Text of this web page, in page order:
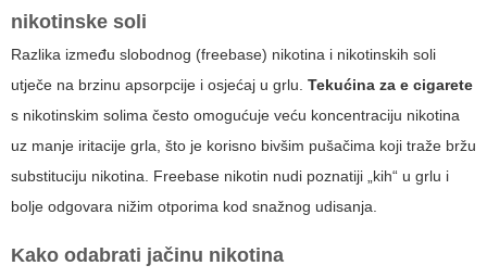
nikotinske soli
Razlika između slobodnog (freebase) nikotina i nikotinskih soli
utječe na brzinu apsorpcije i osjećaj u grlu. Tekućina za e cigarete
s nikotinskim solima često omogućuje veću koncentraciju nikotina
uz manje iritacije grla, što je korisno bivšim pušačima koji traže bržu
substituciju nikotina. Freebase nikotin nudi poznatiji „kih“ u grlu i
bolje odgovara nižim otporima kod snažnog udisanja.
Kako odabrati jačinu nikotina